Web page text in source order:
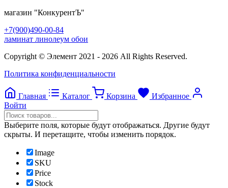
магазин "КонкурентЪ"
+7(900)490-00-84
ламинат линолеум обои
Copyright © Элемент 2021 - 2026 All Rights Reserved.
Политика конфиденциальности
Главная Каталог Корзина
Избранное
Войти
Выберите поля, которые будут отображаться. Другие будут
скрыты. И перетащите, чтобы изменить порядок.
Image
SKU
Price
Stock